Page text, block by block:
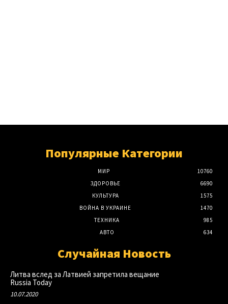
Популярные Категории
МИР
10760
ЗДОРОВЬЕ
6690
КУЛЬТУРА
1575
ВОЙНА В УКРАИНЕ
1470
ТЕХНИКА
985
АВТО
634
Случайная Новость
Литва вслед за Латвией запретила вещание
Russia Today
10.07.2020